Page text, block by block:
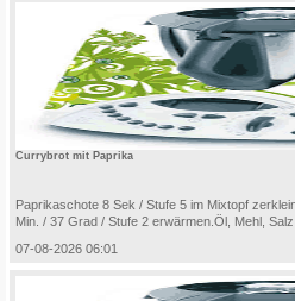
Currybrot mit Paprika
Paprikaschote 8 Sek / Stufe 5 im Mixtopf
Min. / 37 Grad / Stufe 2 erwärmen.Öl, Mehl, Salz
07-08-2026 06:01